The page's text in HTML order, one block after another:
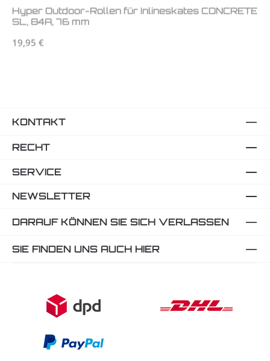
Hyper Outdoor-Rollen für Inlineskates CONCRETE
SL, 84A, 76 mm
19,95 €
KONTAKT
RECHT
SERVICE
NEWSLETTER
DARAUF KÖNNEN SIE SICH VERLASSEN
SIE FINDEN UNS AUCH HIER